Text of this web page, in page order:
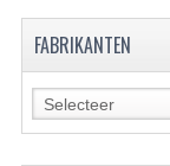
FABRIKANTEN